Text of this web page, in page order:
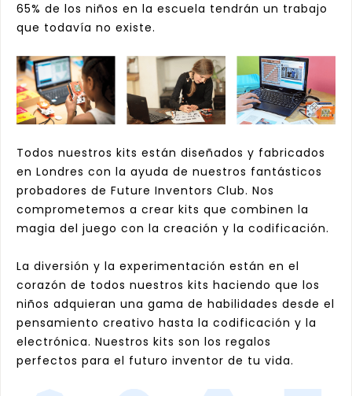
65% de los niños en la escuela tendrán un trabajo
que todavía no existe.
Todos nuestros kits están diseñados y fabricados
en Londres con la ayuda de nuestros fantásticos
probadores de Future Inventors Club. Nos
comprometemos a crear kits que combinen la
magia del juego con la creación y la codificación.
La diversión y la experimentación están en el
corazón de todos nuestros kits haciendo que los
niños adquieran una gama de habilidades desde el
pensamiento creativo hasta la codificación y la
electrónica. Nuestros kits son los regalos
perfectos para el futuro inventor de tu vida.